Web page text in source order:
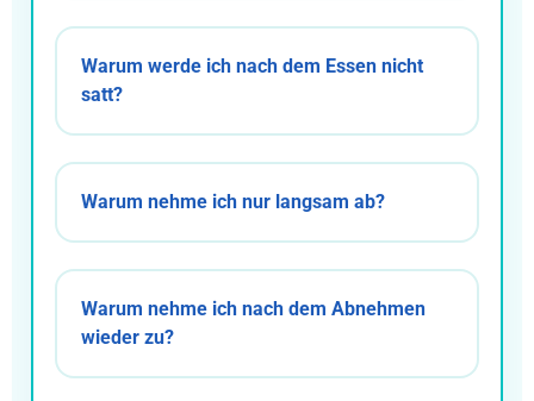
Warum werde ich nach dem Essen nicht
satt?
Warum nehme ich nur langsam ab?
Warum nehme ich nach dem Abnehmen
wieder zu?